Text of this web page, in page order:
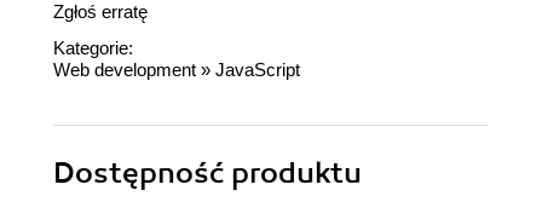
Zgłoś erratę
Kategorie:
Web development » JavaScript
Dostępność produktu